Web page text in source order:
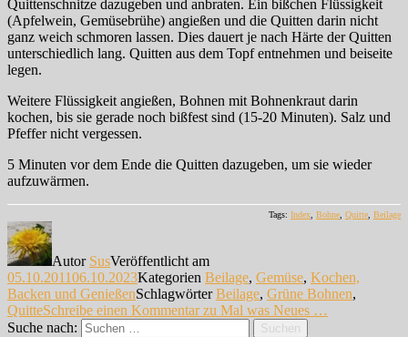
Quittenschnitze dazugeben und anbraten. Ein bißchen Flüssigkeit
(Apfelwein, Gemüsebrühe) angießen und die Quitten darin nicht
ganz weich schmoren lassen. Dies dauert je nach Härte der Quitten
unterschiedlich lang. Quitten aus dem Topf entnehmen und beiseite
legen.
Weitere Flüssigkeit angießen, Bohnen mit Bohnenkraut darin
kochen, bis sie gerade noch bißfest sind (15-20 Minuten). Salz und
Pfeffer nicht vergessen.
5 Minuten vor dem Ende die Quitten dazugeben, um sie wieder
aufzuwärmen.
Tags: Index Bohne Quitte Beilage
Autor SusVeröffentlicht am
05.10.201106.10.2023Kategorien Beilage, Gemüse, Kochen,
Backen und GenießenSchlagwörterBeilage, Grüne Bohnen,
QuitteSchreibe einen Kommentarzu Mal was Neues …
Suche nach:
Suchen